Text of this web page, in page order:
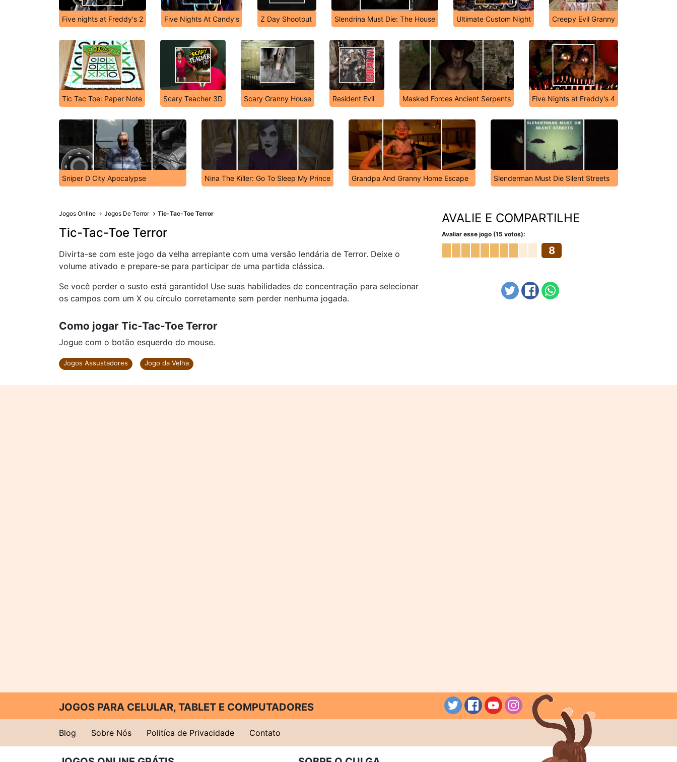
Five nights at Freddy's 2 Five Nights At Candy's Z Day Shootout Slendrina Must Die: The House Ultimate Custom Night Creepy Evil Granny
Tic Tac Toe: Paper Note Scary Teacher 3D Scary Granny House Resident Evil Masked Forces Ancient Serpents Five Nights at Freddy's 4
Sniper D City Apocalypse Nina The Killer: Go To Sleep My Prince Grandpa And Granny Home Escape Slenderman Must Die Silent Streets
Jogos Online Jogos De Terror Tic-Tac-Toe Terror
Tic-Tac-Toe Terror
Divirta-se com este jogo da velha arrepiante com uma versão lendária de Terror. Deixe o
volume ativado e prepare-se para participar de uma partida clássica.
Se você perder o susto está garantido! Use suas habilidades de concentração para selecionar
os campos com um X ou círculo corretamente sem perder nenhuma jogada.
Como jogar Tic-Tac-Toe Terror
Jogue com o botão esquerdo do mouse.
Jogos Assustadores Jogo da Velha
AVALIE E COMPARTILHE
Avaliar esse jogo (15 votos):
8
JOGOS PARA CELULAR, TABLET E COMPUTADORES
Blog Sobre Nós Politíca de Privacidade Contato